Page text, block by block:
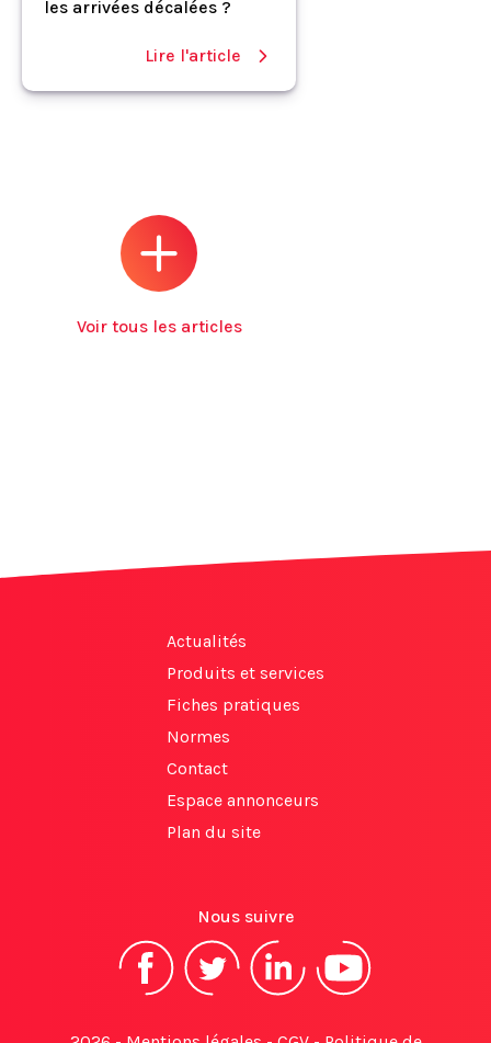
les arrivées décalées ?
Lire l'article
Voir tous les articles
Actualités
Produits et services
Fiches pratiques
Normes
Contact
Espace annonceurs
Plan du site
Nous suivre